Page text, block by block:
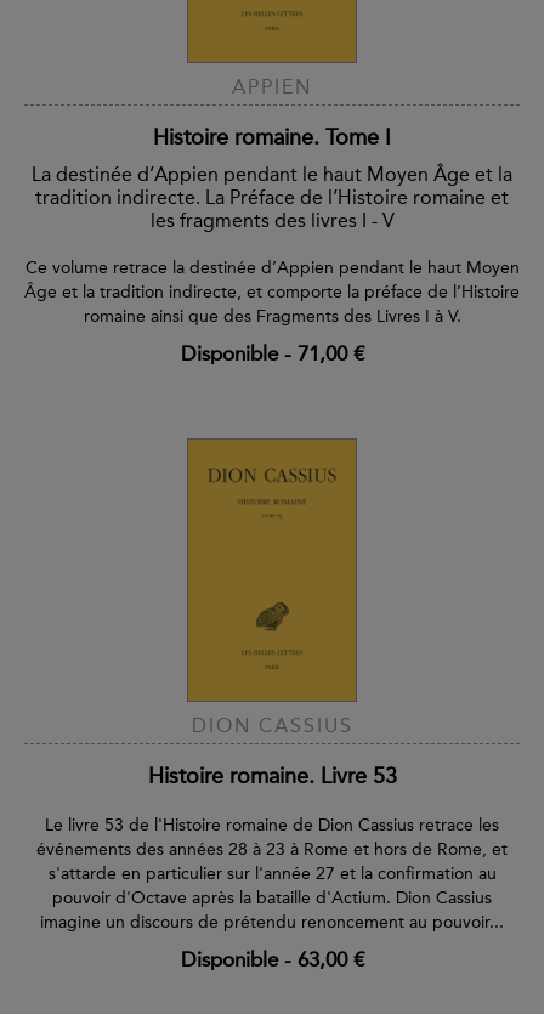
APPIEN
Histoire romaine. Tome I
La destinée d’Appien pendant le haut Moyen Âge et la
tradition indirecte. La Préface de l’Histoire romaine et
les fragments des livres I - V
Ce volume retrace la destinée d’Appien pendant le haut Moyen
Âge et la tradition indirecte, et comporte la préface de l’Histoire
romaine ainsi que des Fragments des Livres I à V.
Disponible- 71,00 €
DION CASSIUS
Histoire romaine. Livre 53
Le livre 53 de l'Histoire romaine de Dion Cassius retrace les
événements des années 28 à 23 à Rome et hors de Rome, et
s'attarde en particulier sur l'année 27 et la confirmation au
pouvoir d'Octave après la bataille d'Actium. Dion Cassius
imagine un discours de prétendu renoncement au pouvoir...
Disponible- 63,00 €